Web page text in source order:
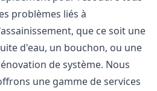
problèmes liés à
que ce soit une
d'eau, un bouchon, ou une
de système. Nous
une gamme de services